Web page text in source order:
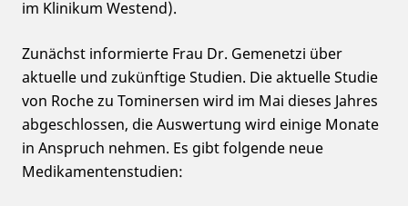
im Klinikum Westend).
Zunächst informierte Frau Dr. Gemenetzi über
aktuelle und zukünftige Studien. Die aktuelle Studie
von Roche zu Tominersen wird im Mai dieses Jahres
abgeschlossen, die Auswertung wird einige Monate
in Anspruch nehmen. Es gibt folgende neue
Medikamentenstudien: